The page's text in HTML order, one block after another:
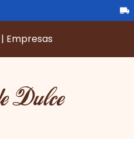
| Empresas